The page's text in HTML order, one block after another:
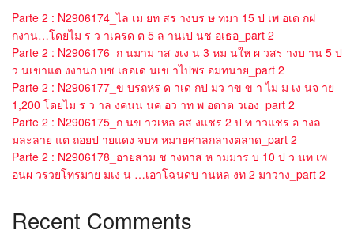
Parte 2 : N2906174_ไล เม ยท สร างบร ษ ทมา 15 ป เพ อเด กฝ
กงาน…โดยไม ร ว าเครด ต 5 ล านเป นช อเธอ_part 2
Parte 2 : N2906176_ก นมาม าส งเง น 3 หม นให ผ วสร างบ าน 5 ป
ว นเขาแต งงานก บช เธอเด นเข าไปพร อมทนาย_part 2
Parte 2 : N2906177_ข บรถหร ด าเด กป มว าข ข า ไม ม เง นจ าย
1,200 โดยไม ร ว าล งคนน นค อว าท พ อตาต วเอง_part 2
Parte 2 : N2906175_ก นข าวเหล อส งแชร 2 ป ท าวแชร อ างล
มละลาย แต ถอยป ายแดง จบท หมายศาลกลางตลาด_part 2
Parte 2 : N2906178_อายสาม ช างทาส ห ามมาร บ 10 ป ว นท เพ
อนผ วรวยโทรมาย มเง น …เอาโฉนดบ านหล งท 2 มาวาง_part 2
Recent Comments